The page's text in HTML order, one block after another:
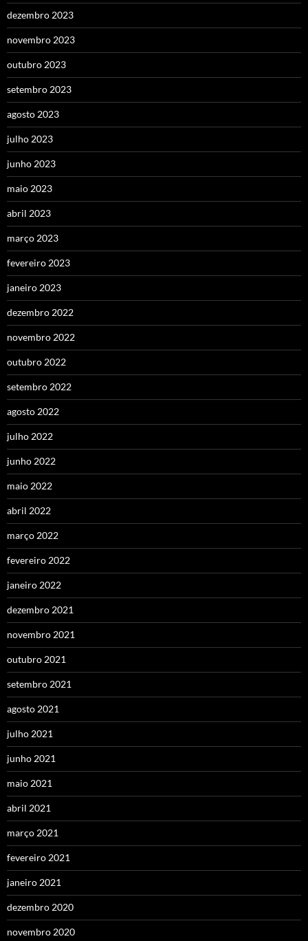
dezembro 2023
novembro 2023
outubro 2023
setembro 2023
agosto 2023
julho 2023
junho 2023
maio 2023
abril 2023
março 2023
fevereiro 2023
janeiro 2023
dezembro 2022
novembro 2022
outubro 2022
setembro 2022
agosto 2022
julho 2022
junho 2022
maio 2022
abril 2022
março 2022
fevereiro 2022
janeiro 2022
dezembro 2021
novembro 2021
outubro 2021
setembro 2021
agosto 2021
julho 2021
junho 2021
maio 2021
abril 2021
março 2021
fevereiro 2021
janeiro 2021
dezembro 2020
novembro 2020